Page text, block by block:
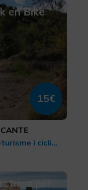
en Bike
15€
Turisme esportiu, BTT, cicloturisme i ciclisme
per